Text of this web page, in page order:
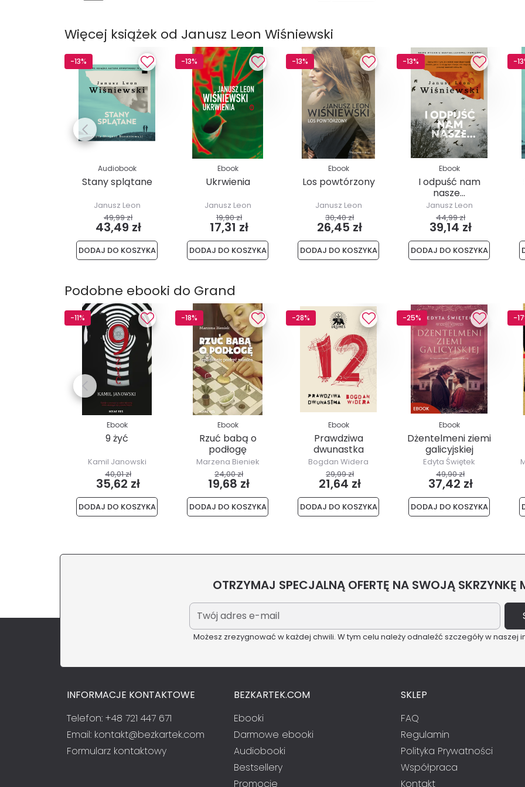
Więcej książek od Janusz Leon Wiśniewski
-13%
Audiobook
Stany splątane
Janusz Leon
Wiśniewski
49,99 zł
43,49 zł
DODAJ DO KOSZYKA
-13%
Ebook
Ukrwienia
Janusz Leon
Wiśniewski
19,90 zł
17,31 zł
DODAJ DO KOSZYKA
-13%
Ebook
Los powtórzony
Janusz Leon
Wiśniewski
30,40 zł
26,45 zł
DODAJ DO KOSZYKA
-13%
Ebook
I odpuść nam
nasze…
Janusz Leon
Wiśniewski
44,99 zł
39,14 zł
DODAJ DO KOSZYKA
-
Podobne ebooki do Grand
-11%
Ebook
9 żyć
Kamil Janowski
40,01 zł
35,62 zł
DODAJ DO KOSZYKA
-18%
Ebook
Rzuć babą o
podłogę
Marzena Bieniek
24,00 zł
19,68 zł
DODAJ DO KOSZYKA
-28%
Ebook
Prawdziwa
dwunastka
Bogdan Widera
29,99 zł
21,64 zł
DODAJ DO KOSZYKA
-25%
Ebook
Dżentelmeni ziemi
galicyjskiej
Edyta Świętek
49,90 zł
37,42 zł
DODAJ DO KOSZYKA
-
OTRZYMAJ SPECJALNĄ OFERTĘ NA SWOJĄ SKRZYNKĘ
Możesz zrezygnować w każdej chwili. W tym celu należy odnaleźć szczegóły w naszej
INFORMACJE KONTAKTOWE
Telefon: +48 721 447 671
Email: kontakt@bezkartek.com
Formularz kontaktowy
BEZKARTEK.COM
Ebooki
Darmowe ebooki
Audiobooki
Bestsellery
Promocje
SKLEP
FAQ
Regulamin
Polityka Prywatności
Współpraca
Kontakt